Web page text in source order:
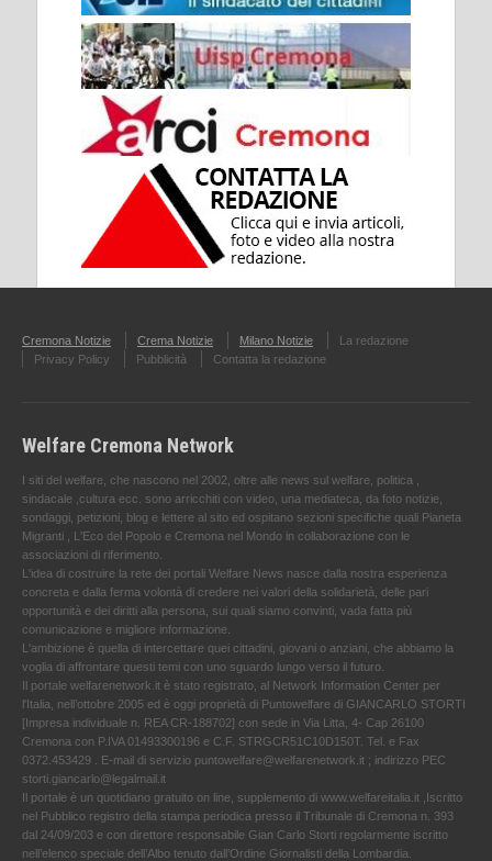
Cremona Notizie Crema Notizie Milano Notizie
La redazione
Privacy Policy
Pubblicità Contatta la redazione
Welfare Cremona Network
I siti del welfare, che nascono nel 2002, oltre alle news sul welfare, politica ,
sindacale ,cultura ecc. sono arricchiti con video, una mediateca, da foto notizie,
sondaggi, petizioni, blog e lettere al sito ed ospitano sezioni specifiche quali Pianeta
Migranti , L'Eco del Popolo e Cremona nel Mondo in collaborazione con le
associazioni di riferimento.
L'idea di costruire la rete dei portali Welfare News nasce dalla nostra esperienza
concreta e dalla ferma volontà di credere nei valori della solidarietà, delle pari
opportunità e dei diritti alla persona, sui quali siamo convinti, vada fatta più
comunicazione e migliore informazione.
L'ambizione è quella di intercettare quei cittadini, giovani o anziani, che abbiamo la
voglia di affrontare questi temi con uno sguardo lungo verso il futuro.
Il portale welfarenetwork.it è stato registrato, al Network Information Center per
l'Italia, nell’ottobre 2005 ed è oggi proprietà di Puntowelfare di GIANCARLO STORTI
[Impresa individuale n. REA CR-188702] con sede in Via Litta, 4- Cap 26100
Cremona con P.IVA 01493300196 e C.F. STRGCR51C10D150T. Tel. e Fax
0372.453429 . E-mail di servizio puntowelfare@welfarenetwork.it ; indirizzo PEC
storti.giancarlo@legalmail.it
Il portale è un quotidiano gratuito on line, supplemento di www.welfareitalia.it ,Iscritto
nel Pubblico registro della stampa periodica presso il Tribunale di Cremona n. 393
dal 24/09/203 e con direttore responsabile Gian Carlo Storti regolarmente iscritto
nell’elenco speciale dell’Albo tenuto dall’Ordine Giornalisti della Lombardia.